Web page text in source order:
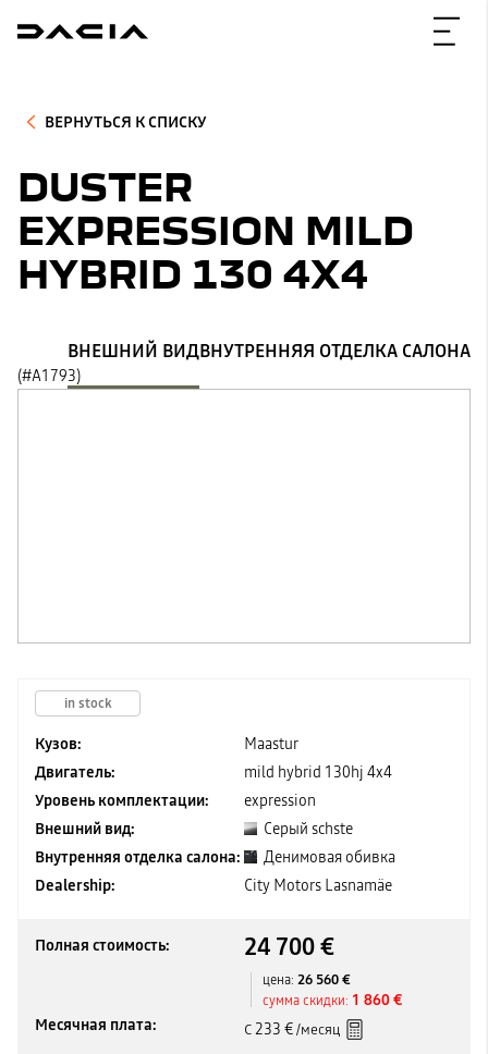
ВЕРНУТЬСЯ К СПИСКУ
DUSTER
EXPRESSION MILD
HYBRID 130 4X4
(#A1793)
ВНЕШНИЙ ВИДВНУТРЕННЯЯ ОТДЕЛКА САЛОНА
in stock
Кузов:
Maastur
Двигатель:
mild hybrid 130hj 4x4
Уровень комплектации:
expression
Внешний вид:
Серый schste
Внутренняя отделка салона:
Денимовая обивка
Dealership:
City Motors Lasnamäe
Полная стоимость: 24 700 €
цена: 26 560 €
сумма скидки: 1 860 €
Месячная плата:
С233 €/месяц